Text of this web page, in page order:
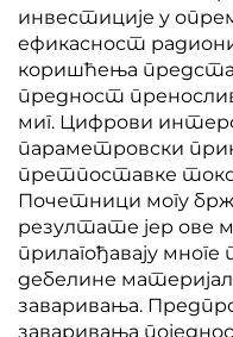
инвестиције у
ефикасност
коришћења
предност
миг. Цифрови
параметровски
претпоставке
Почетници могу
резултате јер ове
прилагођавају
дебелине
заваривања.
заваривања